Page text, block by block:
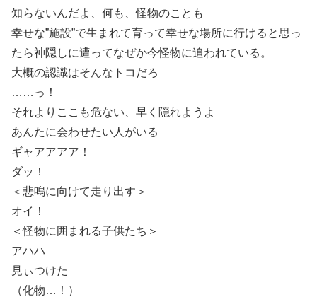
知らないんだよ、何も、怪物のことも
幸せな”施設”で生まれて育って幸せな場所に行けると思っ
たら神隠しに遭ってなぜか今怪物に追われている。
大概の認識はそんなトコだろ
……っ！
それよりここも危ない、早く隠れようよ
あんたに会わせたい人がいる
ギャアアアア！
ダッ！
＜悲鳴に向けて走り出す＞
オイ！
＜怪物に囲まれる子供たち＞
アハハ
見ぃつけた
（化物…！）